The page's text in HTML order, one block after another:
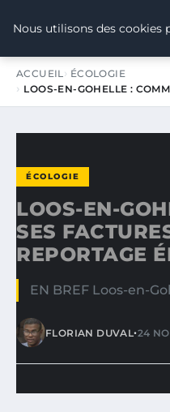
TOUR DE
ACCUEIL
ÉCOLOGIE
LOOS-EN-GOHELLE :
ÉCOLOGIE
LOOS-EN-
SES
REPORTAGE
EN BREF Loos-en-
FLORIAN DUVAL•24
Nous utilisons des